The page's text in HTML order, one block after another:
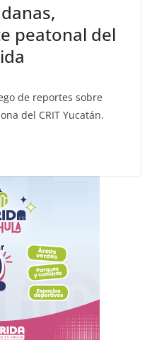
peatonal del
de reportes sobre
del CRIT Yucatán.